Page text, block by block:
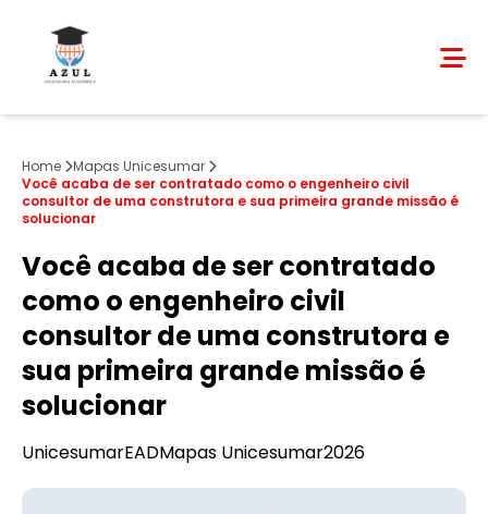
Home
Mapas Unicesumar
Você acaba de ser contratado como o engenheiro civil
consultor de uma construtora e sua primeira grande missão é
solucionar
Você acaba de ser contratado
como o engenheiro civil
consultor de uma construtora e
sua primeira grande missão é
solucionar
UnicesumarEADMapas Unicesumar2026